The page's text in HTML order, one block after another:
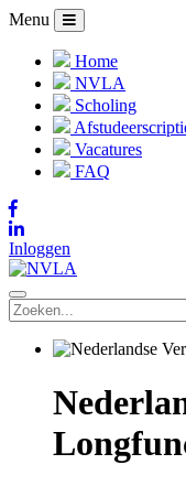
Menu
Home
NVLA
Scholing
Vacatures
FAQ
Inloggen